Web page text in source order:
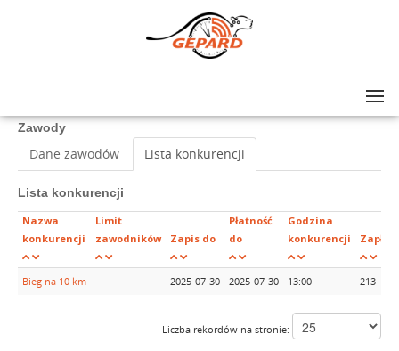
Zawody
Dane zawodów Lista konkurencji
Lista konkurencji
Nazwa
konkurencji
Limit
zawodników
Zapis do
Płatność
do
Godzina
konkurencji
Bieg na 10 km -- 2025-07-30 2025-07-30 13:00 213
Liczba rekordów na stronie: